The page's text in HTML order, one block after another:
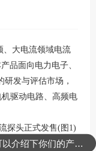
、大电流领域电流
品面向电力电子、
发与评估市场，
机驱动电路、高频电
数据中心电源等领 可以介绍下你们的产品么？